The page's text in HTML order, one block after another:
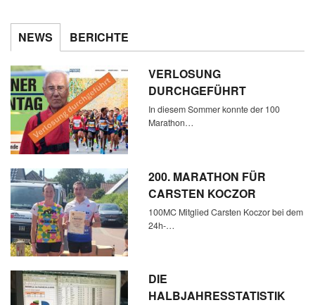
NEWS BERICHTE
VERLOSUNG
DURCHGEFÜHRT
In diesem Sommer konnte der 100
Marathon…
200. MARATHON FÜR
CARSTEN KOCZOR
100MC Mitglied Carsten Koczor bei dem
24h-…
DIE
HALBJAHRESSTATISTIK